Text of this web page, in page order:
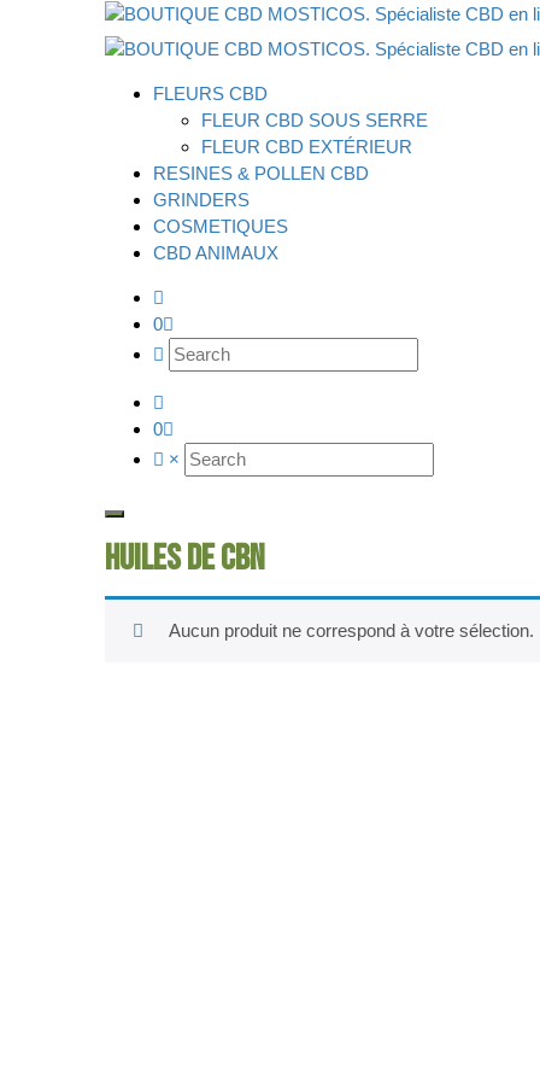
FLEURS CBD
FLEUR CBD SOUS SERRE
FLEUR CBD EXTÉRIEUR
RESINES & POLLEN CBD
GRINDERS
COSMETIQUES
CBD ANIMAUX
0
0
×
huiles de CBN
Aucun produit ne correspond à votre sélection.